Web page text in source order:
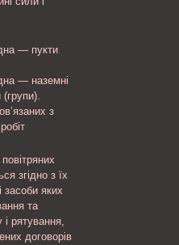
— пукти
— наземні
(групи).
з
згідно з їх
засоби яких
та
і рятування,
договорів